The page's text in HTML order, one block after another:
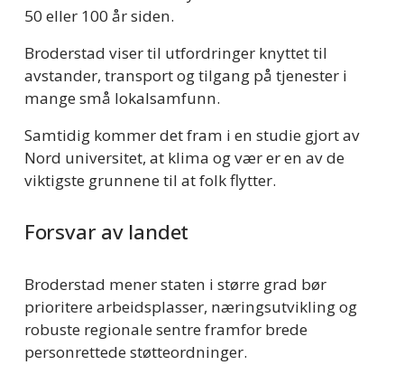
50 eller 100 år siden.
Broderstad viser til utfordringer knyttet til
avstander, transport og tilgang på tjenester i
mange små lokalsamfunn.
Samtidig kommer det fram i en studie gjort av
Nord universitet, at klima og vær er en av de
viktigste grunnene til at folk flytter.
Forsvar av landet
Broderstad mener staten i større grad bør
prioritere arbeidsplasser, næringsutvikling og
robuste regionale sentre framfor brede
personrettede støtteordninger.